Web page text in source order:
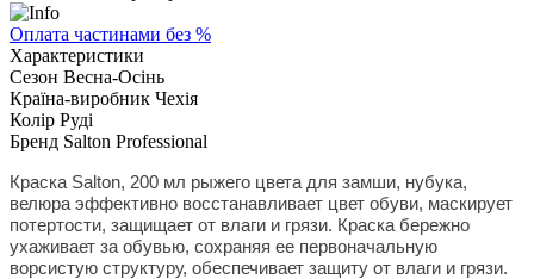
Оплата частинами без %
Характеристики
Сезон Весна-Осінь
Країна-виробник Чехія
Колір Руді
Бренд Salton Professional
Краска Salton, 200 мл рыжего цвета для замши, нубука,
велюра эффективно восстанавливает цвет обуви, маскирует
потертости, защищает от влаги и грязи. Краска бережно
ухаживает за обувью, сохраняя ее первоначальную
ворсистую структуру, обеспечивает защиту от влаги и грязи.